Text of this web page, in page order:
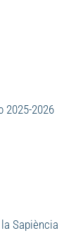
2025-2026
Sapiència